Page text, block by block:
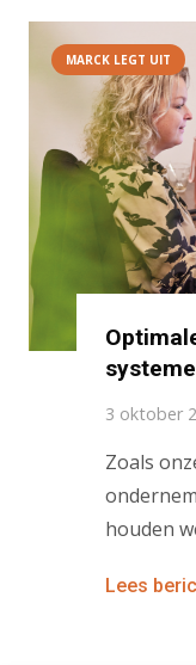
MARCK LEGT UIT
3 oktober
Zoals
houden
Lees